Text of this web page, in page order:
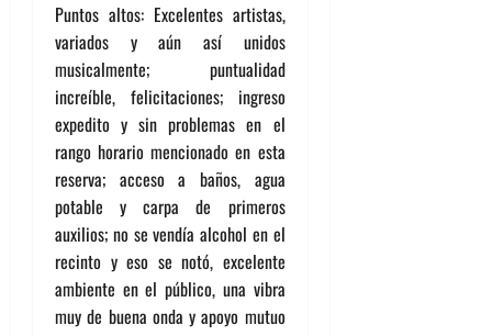
Puntos altos: Excelentes artistas,
variados y aún así unidos
musicalmente; puntualidad
increíble, felicitaciones; ingreso
expedito y sin problemas en el
rango horario mencionado en esta
reserva; acceso a baños, agua
potable y carpa de primeros
auxilios; no se vendía alcohol en el
recinto y eso se notó, excelente
ambiente en el público, una vibra
muy de buena onda y apoyo mutuo